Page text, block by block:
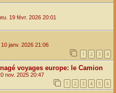
19 févr. 2026 20:01
janv. 2026 21:06
1 2 3 4
voyages europe: le Camion
nov. 2025 20:47
1 2 3 4 5 6